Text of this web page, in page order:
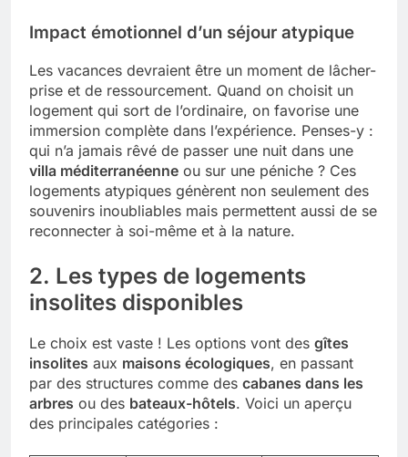
Impact émotionnel d’un séjour atypique
Les vacances devraient être un moment de lâcher-
prise et de ressourcement. Quand on choisit un
logement qui sort de l’ordinaire, on favorise une
immersion complète dans l’expérience. Penses-y :
qui n’a jamais rêvé de passer une nuit dans une
villa méditerranéenne ou sur une péniche ? Ces
logements atypiques génèrent non seulement des
souvenirs inoubliables mais permettent aussi de se
reconnecter à soi-même et à la nature.
2. Les types de logements
insolites disponibles
Le choix est vaste ! Les options vont des gîtes
insolites aux maisons écologiques, en passant
par des structures comme des cabanes dans les
arbres ou des bateaux-hôtels. Voici un aperçu
des principales catégories :